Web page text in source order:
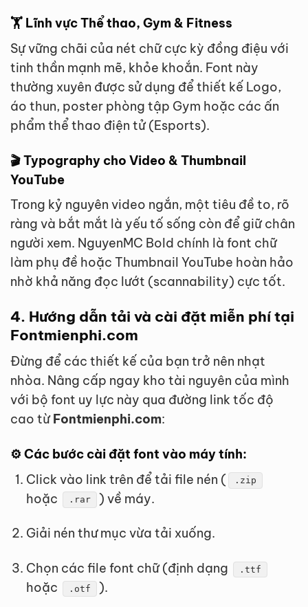
🏋️ Lĩnh vực Thể thao, Gym & Fitness
Sự vững chãi của nét chữ cực kỳ đồng điệu với
tinh thần mạnh mẽ, khỏe khoắn. Font này
thường xuyên được sử dụng để thiết kế Logo,
áo thun, poster phòng tập Gym hoặc các ấn
phẩm thể thao điện tử (Esports).
🎬 Typography cho Video & Thumbnail
YouTube
Trong kỷ nguyên video ngắn, một tiêu đề to, rõ
ràng và bắt mắt là yếu tố sống còn để giữ chân
người xem. NguyenMC Bold chính là font chữ
làm phụ đề hoặc Thumbnail YouTube hoàn hảo
nhờ khả năng đọc lướt (scannability) cực tốt.
4. Hướng dẫn tải và cài đặt miễn phí tại
Fontmienphi.com
Đừng để các thiết kế của bạn trở nên nhạt
nhòa. Nâng cấp ngay kho tài nguyên của mình
với bộ font uy lực này qua đường link tốc độ
cao từFontmienphi.com:
⚙️ Các bước cài đặt font vào máy tính:
Click vào link trên để tải file nén (
.zip
hoặc .rar ) về máy.
Giải nén thư mục vừa tải xuống.
Chọn các file font chữ (định dạng .ttf
hoặc .otf ).